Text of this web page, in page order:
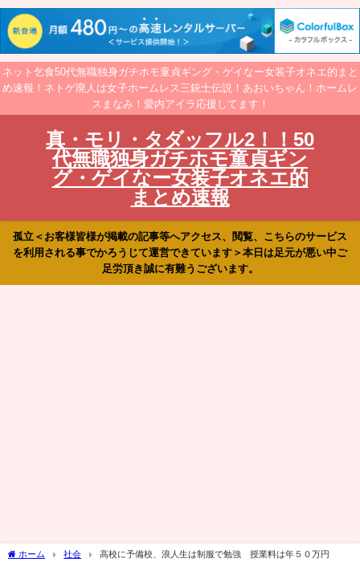
ネット乞食50代無職独身ガチホモ童貞ギング・ゲイなー女装子オネエ的まと
め速報！ネトゲ廃人は女子ホームレス三銃士伝説！あおいちゃん！ホームレ
スまなみ！愛内アイラ応援してます！
真・モリ・タダッフル2！！50
代無職独身ガチホモ童貞ギン
グ・ゲイなー女装子オネエ的
まとめ速報
孤立＜お客様皆様が掲載の記事等へアクセス、閲覧、こちらのサービス
を利用される事でかろうじて運営できています＞本日は足元が悪い中ご
足労頂き誠に有難うございます。
ホーム 社会 高校に予備校、浪人生は制服で勉強 授業料は年５０万円